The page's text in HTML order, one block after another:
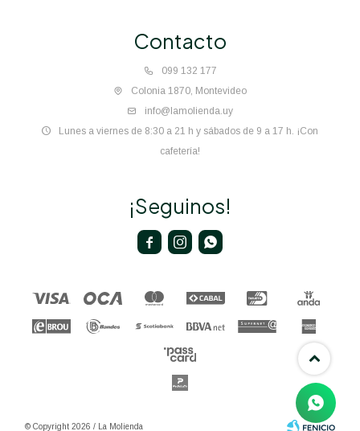
Contacto
099 132 177
Colonia 1870, Montevideo
info@lamolienda.uy
Lunes a viernes de 8:30 a 21 h y sábados de 9 a 17 h. ¡Con
cafetería!
¡Seguinos!
  
© Copyright 2026 / La Molienda